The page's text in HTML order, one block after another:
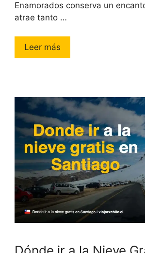
Enamorados conserva un
atrae tanto …
Leer más